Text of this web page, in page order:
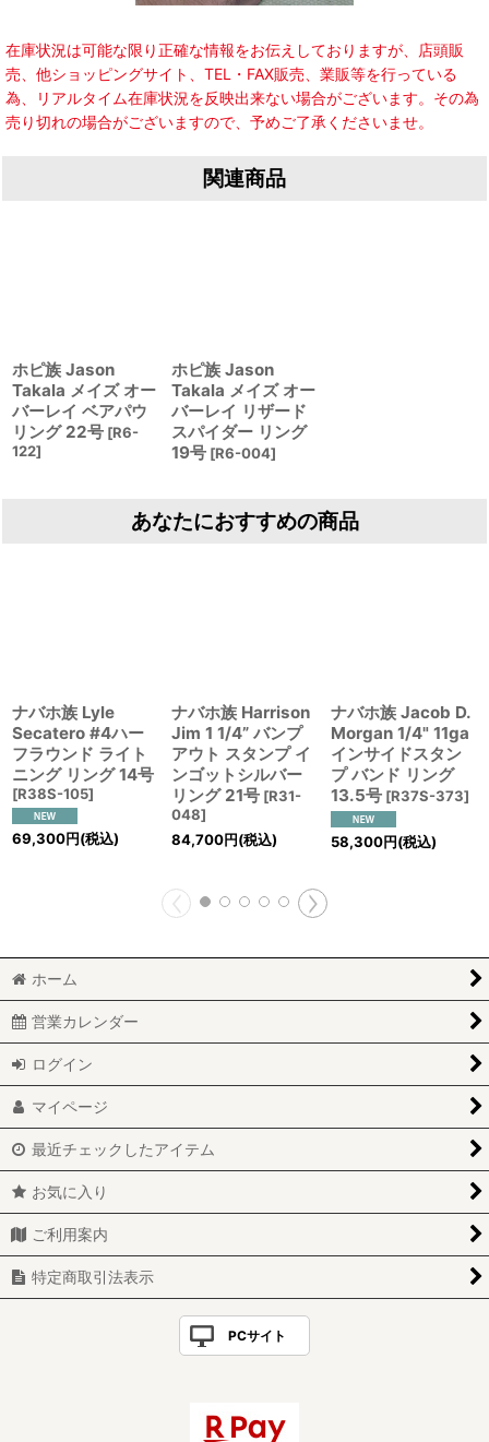
在庫状況は可能な限り正確な情報をお伝えしておりますが、店頭販
売、他ショッピングサイト、TEL・FAX販売、業販等を行っている
為、リアルタイム在庫状況を反映出来ない場合がございます。その為
売り切れの場合がございますので、予めご了承くださいませ。
関連商品
ホピ族 Jason
Takala メイズ オー
バーレイ ベアパウ
リング 22号 [R6-
122]
ホピ族 Jason
Takala メイズ オー
バーレイ リザード
スパイダー リング
19号 [R6-004]
あなたにおすすめの商品
ナバホ族 Lyle
Secatero #4ハー
フラウンド ライト
ニング リング 14号
[R38S-105]
69,300円(税込)
ナバホ族 Harrison
Jim 1 1/4” バンプ
アウト スタンプ イ
ンゴットシルバー
リング 21号 [R31-
048]
84,700円(税込)
ナバホ族 Jacob D.
Morgan 1/4" 11ga
インサイドスタン
プ バンド リング
13.5号 [R37S-373]
58,300円(税込)
ホーム
営業カレンダー
ログイン
マイページ
最近チェックしたアイテム
お気に入り
ご利用案内
特定商取引法表示
PCサイト